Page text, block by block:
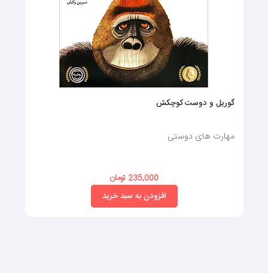
گوریل و دوست کوچکش
مهارت های دوستی
235,000 تومان
افزودن به سبد خرید